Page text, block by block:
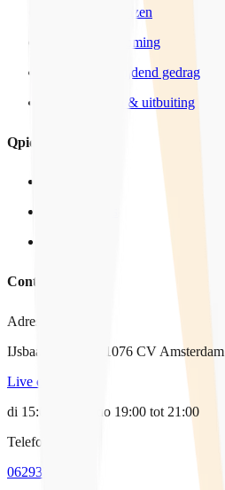
Wensen & Grenzen
Sexting & Grooming
Grensoverschrijdend gedrag
Mensenhandel & uitbuiting
Qpido
Contact
Adres
IJsbaanpad 9-11, 1076 CV Amsterdam
Live chat
di 15:00-17:00, do 19:00 tot 21:00
Telefoon
0629338064